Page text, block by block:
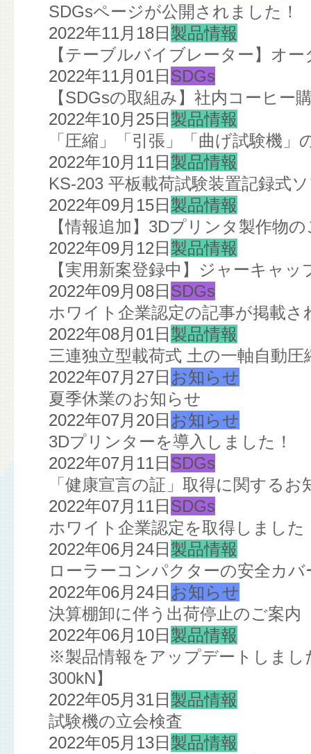
SDGsページが公開されました！
2022年11月18日 製品情報
【テーブルバイブレーター】オ
2022年11月01日 SDGs
【SDGsの取組み】社内コーヒー
2022年10月25日 製品情報
「圧縮」「引張」「曲げ試験機
2022年10月11日 製品情報
KS-203 平板載荷試験装置記録式
2022年09月15日 製品情報
【情報追加】3Dプリンタ製作物
2022年09月12日 製品情報
【実用新案登録中】ジャーキャッ
2022年09月08日 SDGs
ホワイト企業認定の記事が掲載さ
2022年08月01日 製品情報
三連独立型載荷式 土の一軸自動
2022年07月27日 お知らせ
夏季休業のお知らせ
2022年07月20日 お知らせ
3Dプリンターを導入しました！
2022年07月11日 SDGs
「健康宣言の証」取得に関するお
2022年07月11日 SDGs
ホワイト企業認定を取得しました
2022年06月24日 製品情報
ローラーコンパクターの安全カバ
2022年06月24日 お知らせ
決算棚卸に伴う出荷停止のご案内
2022年06月10日 製品情報
※製品情報をアップデートしま
300kN】
2022年05月31日 製品情報
試験機の立会検査
2022年05月13日 製品情報